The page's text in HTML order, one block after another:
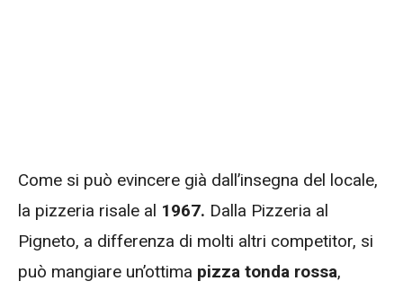
Come si può evincere già dall’insegna del locale,
la pizzeria risale al 1967. Dalla Pizzeria al
Pigneto, a differenza di molti altri competitor, si
può mangiare un’ottima pizza tonda rossa,